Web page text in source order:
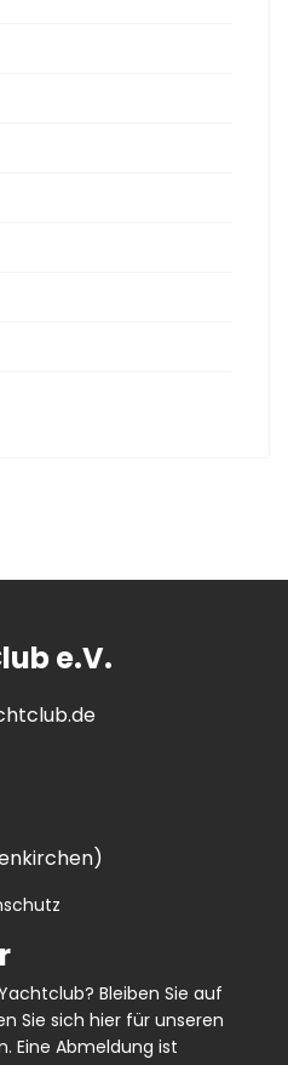
e.V.
Bleiben Sie auf
Sie sich hier für unseren
Eine Abmeldung ist